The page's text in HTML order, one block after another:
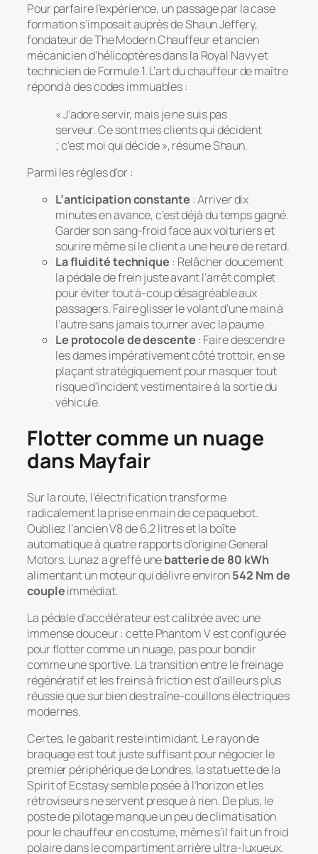
Pour parfaire l’expérience, un passage par la case
formation s’imposait auprès de Shaun Jeffery,
fondateur deThe Modern Chauffeuret ancien
mécanicien d’hélicoptères dans la Royal Navy et
technicien de Formule 1. L’art du chauffeur de maître
répond à des codes immuables :
« J’adore servir, mais je ne suis pas
serveur. Ce sont mes clients qui décident
; c’est moi qui décide », résume Shaun.
Parmi les règles d’or :
L’anticipation constante : Arriver dix
minutes en avance, c’est déjà du temps gagné.
Garder son sang-froid face aux voituriers et
sourire même si le client a une heure de retard.
La fluidité technique : Relâcher doucement
la pédale de frein juste avant l’arrêt complet
pour éviter tout à-coup désagréable aux
passagers. Faire glisser le volant d’une main à
l’autre sans jamais tourner avec la paume.
Le protocole de descente : Faire descendre
les dames impérativement côté trottoir, en se
plaçant stratégiquement pour masquer tout
risque d’incident vestimentaire à la sortie du
véhicule.
Flotter comme un nuage
dans Mayfair
Sur la route, l’électrification transforme
radicalement la prise en main de ce paquebot.
Oubliez l’ancien V8 de 6,2 litres et la boîte
automatique à quatre rapports d’origine General
Motors. Lunaz a greffé unebatterie de 80 kWh
alimentant un moteur qui délivre environ542 Nm de
coupleimmédiat.
La pédale d’accélérateur est calibrée avec une
immense douceur : cette Phantom V est configurée
pour flotter comme un nuage, pas pour bondir
comme une sportive. La transition entre le freinage
régénératif et les freins à friction est d’ailleurs plus
réussie que sur bien des traîne-couillons électriques
modernes.
Certes, le gabarit reste intimidant. Le rayon de
braquage est tout juste suffisant pour négocier le
premier périphérique de Londres, la statuette de la
Spirit of Ecstasysemble posée à l’horizon et les
rétroviseurs ne servent presque à rien. De plus, le
poste de pilotage manque un peu de climatisation
pour le chauffeur en costume, même s’il fait un froid
polaire dans le compartiment arrière ultra-luxueux.